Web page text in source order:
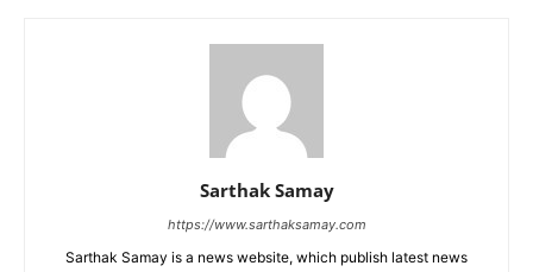
Sarthak Samay
https://www.sarthaksamay.com
Sarthak Samay is a news website, which publish latest news